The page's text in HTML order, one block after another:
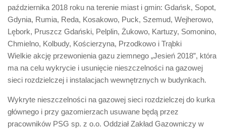
października 2018 roku na terenie miast i gmin: Gdańsk, Sopot,
Gdynia, Rumia, Reda, Kosakowo, Puck, Szemud, Wejherowo,
Lębork, Pruszcz Gdański, Pelplin, Żukowo, Kartuzy, Somonino,
Chmielno, Kolbudy, Kościerzyna, Przodkowo i Trąbki
Wielkie akcję przewonienia gazu ziemnego „Jesień 2018”, która
ma na celu wykrycie i usunięcie nieszczelności na gazowej
sieci rozdzielczej i instalacjach wewnętrznych w budynkach.
Wykryte nieszczelności na gazowej sieci rozdzielczej do kurka
głównego i przy gazomierzach usuwane będą przez
pracowników PSG sp. z o.o. Oddział Zakład Gazowniczy w